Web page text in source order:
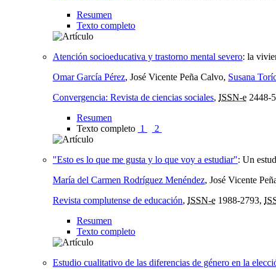
Resumen
Texto completo
Atención socioeducativa y trastorno mental severo: la
Omar García Pérez, José Vicente Peña Calvo, Susana
Convergencia: Revista de ciencias sociales, ISSN-e 2448-
Resumen
Texto completo 1 2
"Esto es lo que me gusta y lo que voy a estudiar": Un
María del Carmen Rodríguez Menéndez, José Vicente
Revista complutense de educación, ISSN-e 1988-2793,
Resumen
Texto completo
Estudio cualitativo de las diferencias de género en la